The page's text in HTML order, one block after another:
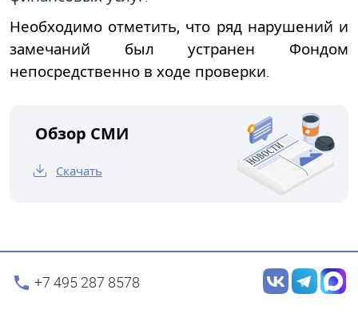
Необходимо отметить, что ряд нарушений и
замечаний был устранен Фондом
непосредственно в ходе проверки.
Обзор СМИ
Скачать
+7 495 287 8578